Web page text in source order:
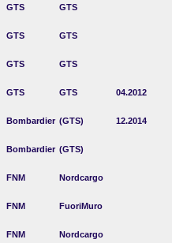
GTS GTS
GTS GTS
GTS GTS
GTS GTS 04.2012
Bombardier (GTS) 12.2014
Bombardier (GTS)
FNM Nordcargo
FNM FuoriMuro
FNM Nordcargo